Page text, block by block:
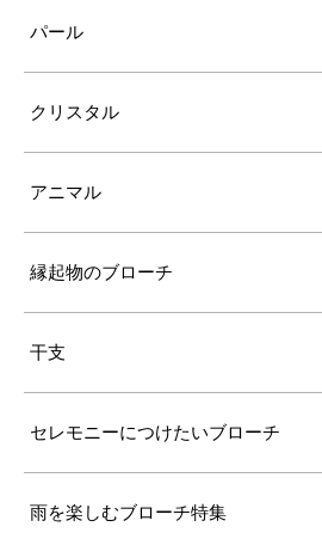
パール
クリスタル
アニマル
縁起物のブローチ
干支
セレモニーにつけたいブローチ
雨を楽しむブローチ特集